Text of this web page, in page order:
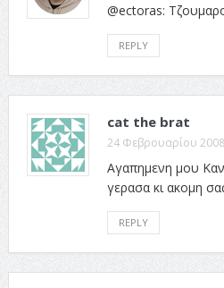
@ectoras:
REPLY
cat the brat
24 Φεβρουαρίου
Αγαπημενη μου
γερασα κι ακομη
REPLY